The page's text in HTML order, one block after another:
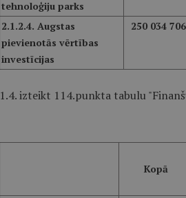
tehnoloģiju parks
2.1.2.4. Augstas
pievienotās vērtības
investīcijas
250 034 706
1.4. izteikt 114.punkta tabulu
Kopā